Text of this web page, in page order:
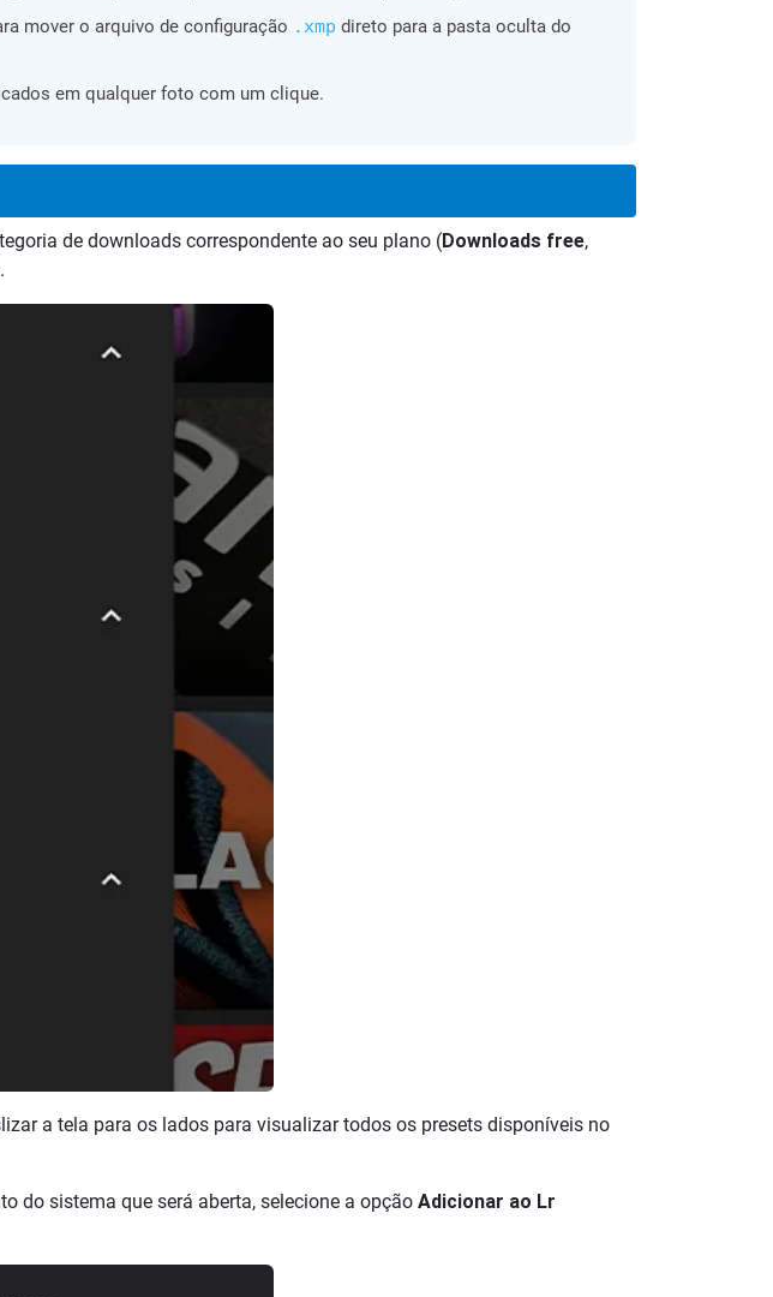
mover o arquivo de configuração .xmp direto para a pasta oculta do
em qualquer foto com um clique.
de downloads correspondente ao seu plano (Downloads free,
.
a tela para os lados para visualizar todos os presets disponíveis no
do sistema que será aberta, selecione a opção Adicionar ao Lr